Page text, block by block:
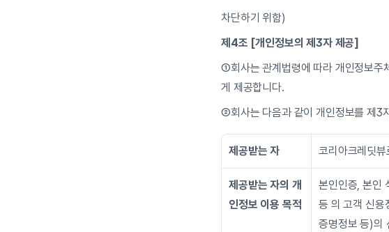
차단하기 위함)
제4조 [개인정보의 제3자 제공]
①회사는 관계법령에 따라 개인정보주
게 제공합니다.
②회사는 다음과 같이 개인정보를 제3
제공받는 자 코리아크레딧뷰
제공받는 자의 개
인정보 이용 목적
본인인증, 본인
등 의 고객 신용
증명정보 등)의